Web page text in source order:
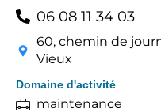
06 08 11 34 03
60, chemin de
Vieux
Domaine d'activité
maintenance